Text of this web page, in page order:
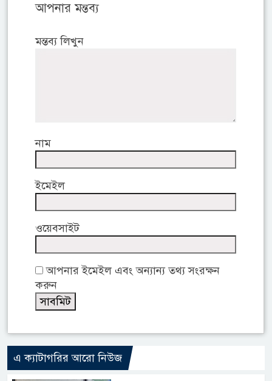
আপনার মন্তব্য
মন্তব্য লিখুন
নাম
ইমেইল
ওয়েবসাইট
আপনার ইমেইল এবং অন্যান্য তথ্য সংরক্ষন
করুন
এ ক্যাটাগরির আরো নিউজ